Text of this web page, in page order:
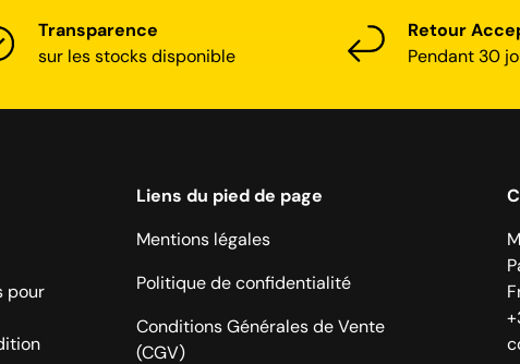
Transparence
sur les stocks disponible
Retour
Pendant 30
pour
Liens du pied de page
Mentions légales
Politique de confidentialité
Conditions Générales de Vente
(CGV)